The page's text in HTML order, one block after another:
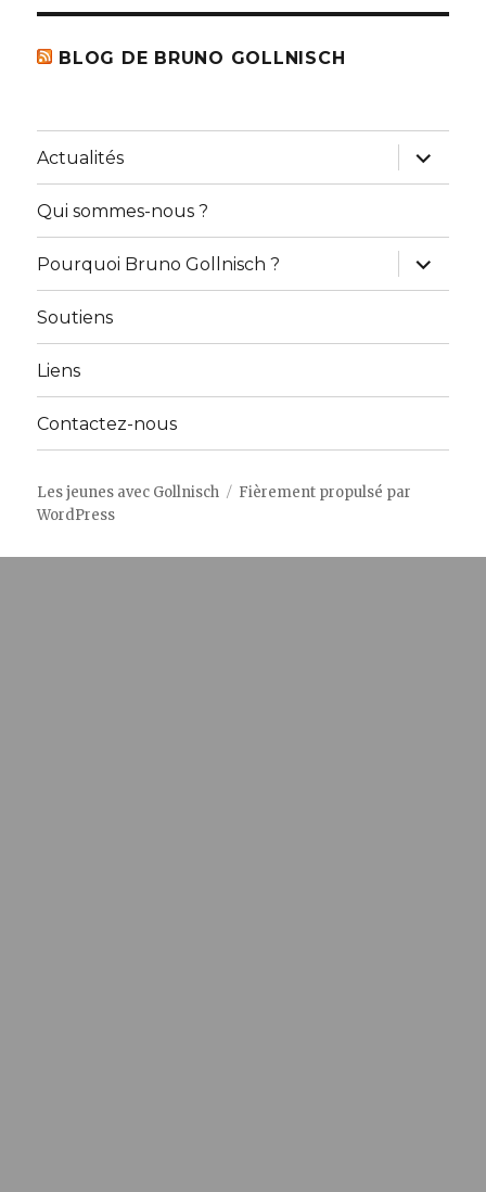
BLOG DE BRUNO GOLLNISCH
Actualités
ouvrir
le
sous-
Qui sommes-nous ?
Pourquoi Bruno Gollnisch ?
ouvrir
le
sous-
Soutiens
Liens
Contactez-nous
Les jeunes avec Gollnisch
Fièrement propulsé par
WordPress